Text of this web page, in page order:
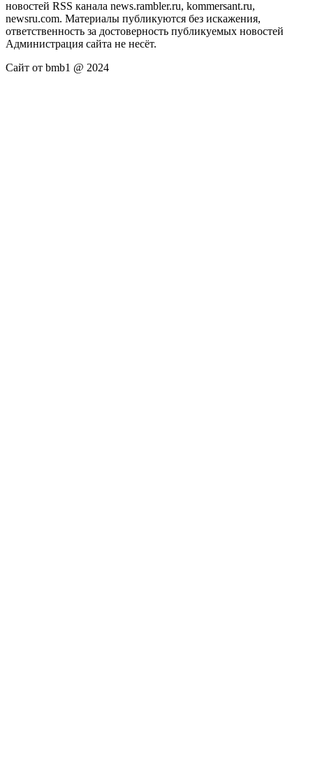
новостей RSS канала news.rambler.ru, kommersant.ru,
newsru.com. Материалы публикуются без искажения,
ответственность за достоверность публикуемых новостей
Администрация сайта не несёт.
Сайт от bmb1 @ 2024